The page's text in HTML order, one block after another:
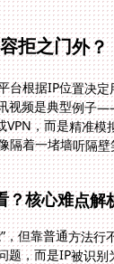
拒之门外？
台根据IP位置决
视频是典型例子
VPN，而是精准
载圈，那种憋屈就像
？核心难点解
但靠普通方法行
，而是IP被识
友，用免费工